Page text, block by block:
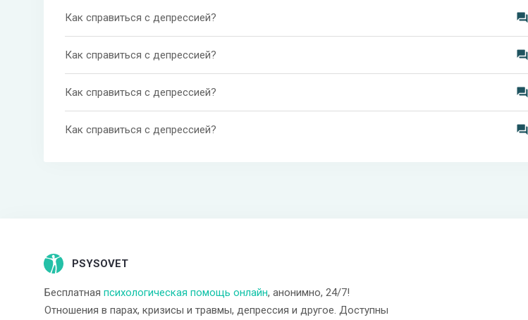
Как справиться с депрессией?
Как справиться с депрессией?
Как справиться с депрессией?
Как справиться с депрессией?
PSYSOVET
Бесплатная психологическая помощь онлайн, анонимно, 24/7!
Отношения в парах, кризисы и травмы, депрессия и другое. Доступны